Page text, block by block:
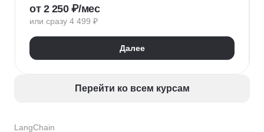
LangChain
от 2 250 ₽/мес
или сразу 4 499 ₽
Далее
Перейти ко всем курсам